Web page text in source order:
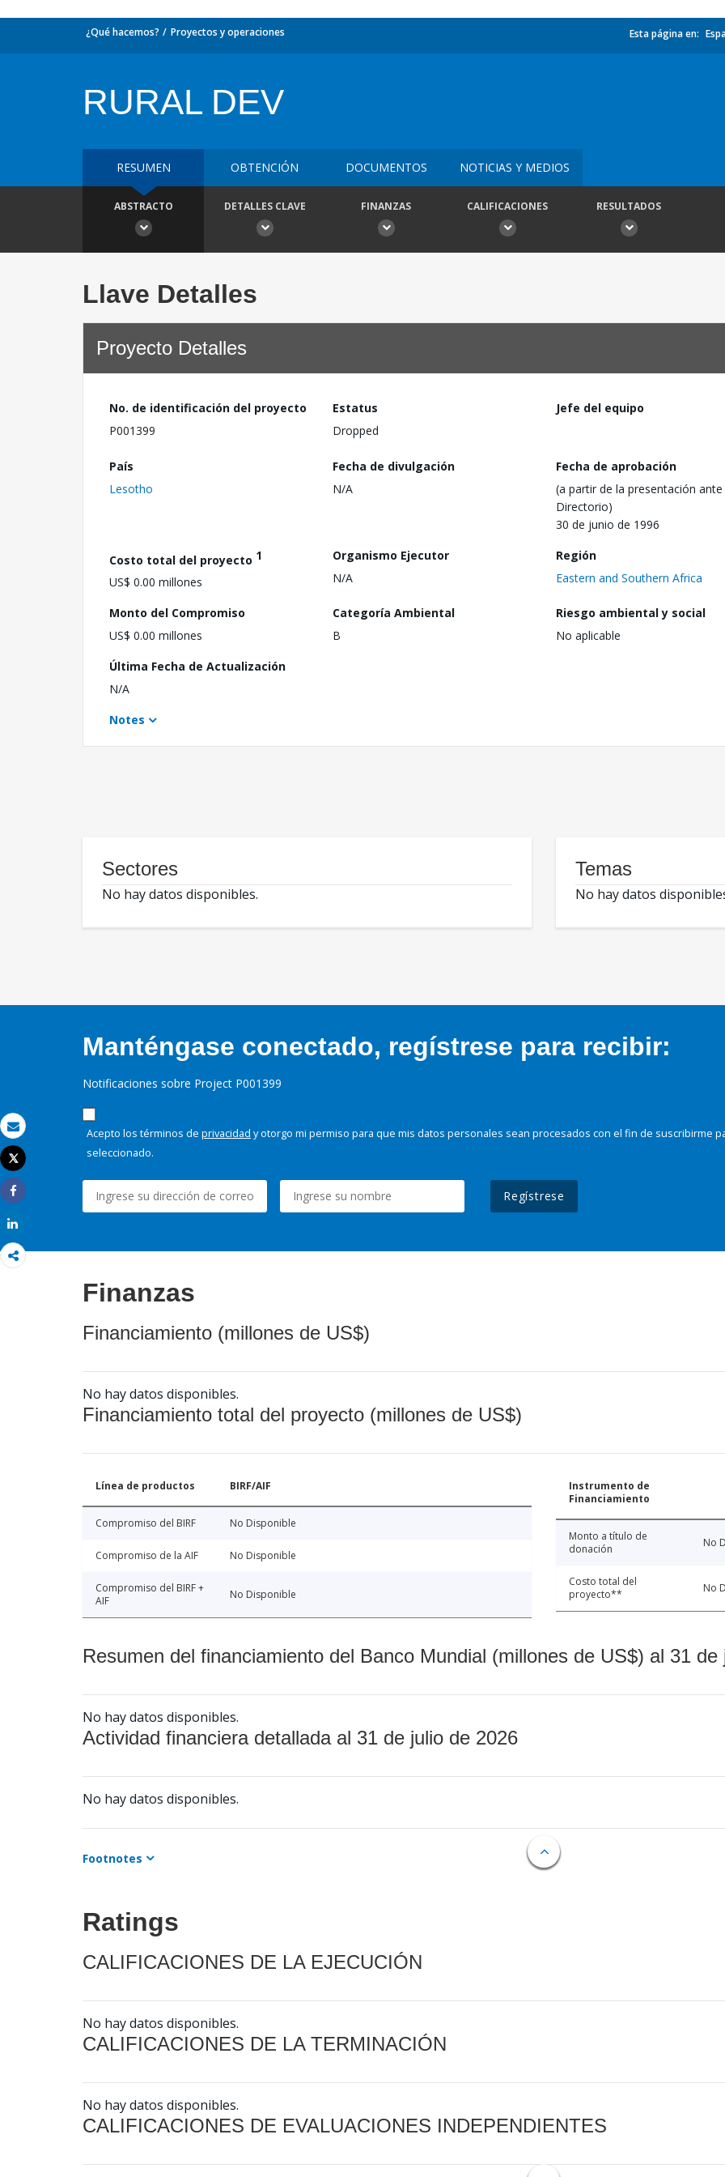
Correo electrónico
Imprimir
Tweet
Share
¿Qué hacemos? Proyectos y operaciones Esta página en:
RURAL DEV
RESUMEN OBTENCIÓN DOCUMENTOS NOTICIAS Y MEDIOS
ABSTRACTO DETALLES CLAVE FINANZAS CALIFICACIONES RESULTADOS
Llave Detalles
Proyecto Detalles
No. de identificación del proyecto
P001399
Estatus
Dropped
Jefe del equipo
País
Lesotho
Fecha de divulgación
N/A
Fecha de aprobación
(a partir de la presentación ante
Directorio)
30 de junio de 1996
Costo total del proyecto 1
US$ 0.00 millones
Organismo Ejecutor
N/A
Región
Eastern and Southern Africa
Monto del Compromiso
US$ 0.00 millones
Categoría Ambiental
B
Riesgo ambiental y social
No aplicable
Última Fecha de Actualización
N/A
Notes
Sectores
No hay datos disponibles.
Temas
No hay datos
Manténgase conectado, regístrese para recibir:
Notificaciones sobre Project P001399
Acepto los términos de privacidad y otorgo mi permiso para que mis datos personales sean procesados con el fin de suscribirme
seleccionado.
Regístrese
Finanzas
Financiamiento (millones de US$)
No hay datos disponibles.
Financiamiento total del proyecto (millones de US$)
Línea de productos BIRF/AIF
Compromiso del BIRF No Disponible
Compromiso de la AIF No Disponible
Compromiso del BIRF +
AIF
No Disponible
Instrumento de
Financiamiento
Monto a título de
donación
No
Costo total del
proyecto**
No
Resumen del financiamiento del Banco Mundial (millones de US$) al 31 de
No hay datos disponibles.
Actividad financiera detallada al 31 de julio de 2026
No hay datos disponibles.
Footnotes
Ratings
CALIFICACIONES DE LA EJECUCIÓN
No hay datos disponibles.
CALIFICACIONES DE LA TERMINACIÓN
No hay datos disponibles.
CALIFICACIONES DE EVALUACIONES INDEPENDIENTES